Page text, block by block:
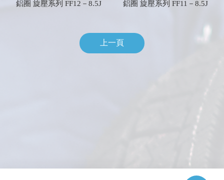
鋁圈 旋壓系列 FF12－8.5J 鋁圈 旋壓系列 FF11－8.5J
上一頁